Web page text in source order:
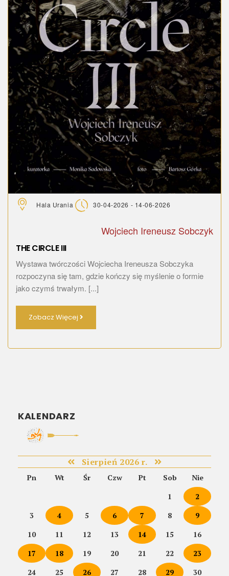
Hala Urania 30-04-2026 - 14-06-2026
Wojciech Ireneusz Sobczyk
THE CIRCLE III
Wystawa twórczości Wojciecha Ireneusza Sobczyka
rozpoczyna się tam, gdzie kończy się myślenie o formie
jako czymś trwałym. [...]
Zobacz Więcej
KALENDARZ
Sierpień 2026 r.
Pn Wt Śr Czw Pt Sob
Nie
1
2
3
4 5 6 7 8
9
10
11 12 13 14 15
16
17
18 19 20 21 22
23
24
25 26 27 28 29 30